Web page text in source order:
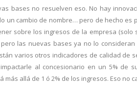
bases no resuelven eso. No hay
un cambio de nombre… pero de hecho es
sobre los ingresos de la empresa
las nuevas bases ya no lo
varios otros indicadores de calidad de
al concesionario en un 5% de
más allá de 1 ó 2% de los ingresos. Eso no